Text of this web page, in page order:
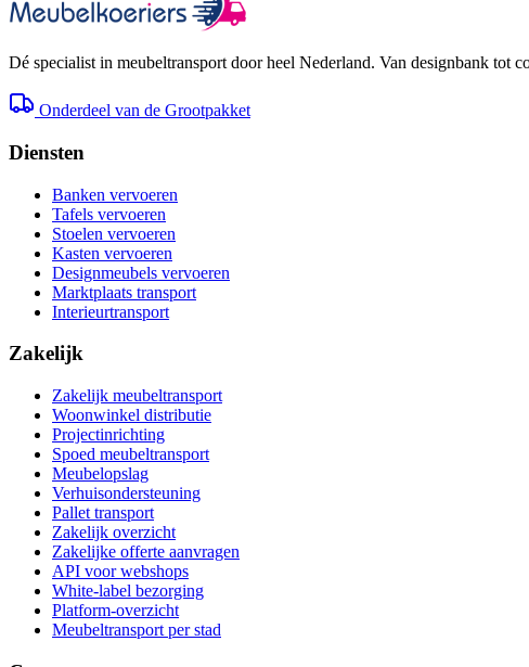
Dé specialist in meubeltransport door heel Nederland. Van designbank tot
Onderdeel van de Grootpakket
Diensten
Banken vervoeren
Tafels vervoeren
Stoelen vervoeren
Kasten vervoeren
Designmeubels vervoeren
Marktplaats transport
Interieurtransport
Zakelijk
Zakelijk meubeltransport
Woonwinkel distributie
Projectinrichting
Spoed meubeltransport
Meubelopslag
Verhuisondersteuning
Pallet transport
Zakelijk overzicht
Zakelijke offerte aanvragen
API voor webshops
White-label bezorging
Platform-overzicht
Meubeltransport per stad